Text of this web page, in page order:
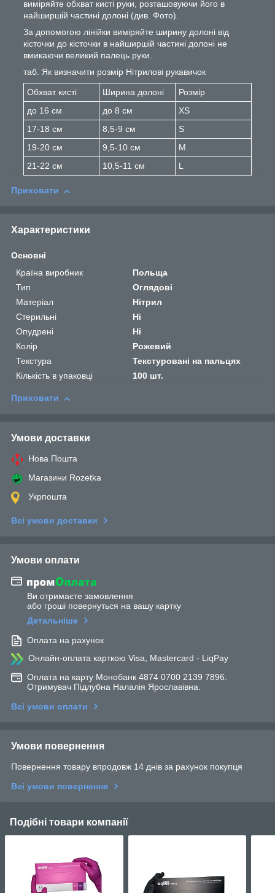
виміряйте обхват кисті руки, розташовуючи його в
найширшій частині долоні (див. Фото).
За допомогою лінійки виміряйте ширину долоні від
кісточки до кісточки в найширшій частині долоні не
вмикаючи великий палець руки.
таб. Як визначити розмір Нітрилові рукавичок
Обхват кисті Ширина долоні
Розмір
до 16 см
до 8 см
XS
17-18 см
8,5-9 см
S
19-20 см
9,5-10 см
M
21-22 см
10,5-11 см L
Приховати
Характеристики
Основні
Країна виробник
Польща
Тип
Оглядові
Матеріал
Нітрил
Стерильні
Ні
Опудрені
Ні
Колір
Рожевий
Текстура
Текстуровані на пальцях
Кількість в упаковці
100 шт.
Приховати
Умови доставки
Нова Пошта
Магазини Rozetka
Укрпошта
Всі умови доставки
Умови оплати
Ви отримаєте замовлення
або гроші повернуться на вашу картку
Детальніше
Оплата на рахунок
Онлайн-оплата карткою Visa, Mastercard - LiqPay
Оплата на карту Монобанк 4874 0700 2139 7896.
Отримувач Підлубна Налалія Ярославівна.
Всі умови оплати
Умови повернення
Повернення товару впродовж 14 днів за рахунок покупця
Всі умови повернення
Подібні товари компанії